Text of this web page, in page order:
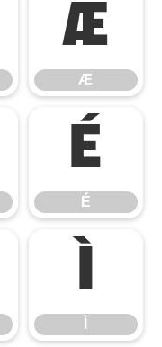
Æ
Æ
É
É
Ì